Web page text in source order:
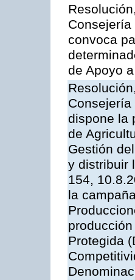
convoca
de Apoyo
dispone la
de
Gestión
y distribuir
154,
la
Protegida